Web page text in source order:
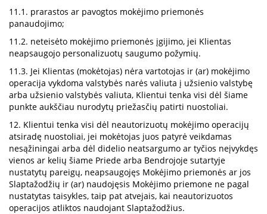
11.1. prarastos ar pavogtos mokėjimo priemonės
panaudojimo;
11.2. neteisėto mokėjimo priemonės įgijimo, jei Klientas
neapsaugojo personalizuotų saugumo požymių.
11.3. Jei Klientas (mokėtojas) nėra vartotojas ir (ar) mokėjimo
operacija vykdoma valstybės narės valiuta į užsienio valstybę
arba užsienio valstybės valiuta, Klientui tenka visi dėl šiame
punkte aukščiau nurodytų priežasčių patirti nuostoliai.
12. Klientui tenka visi dėl neautorizuotų mokėjimo operacijų
atsiradę nuostoliai, jei mokėtojas juos patyrė veikdamas
nesąžiningai arba dėl didelio neatsargumo ar tyčios neįvykdęs
vienos ar kelių šiame Priede arba Bendrojoje sutartyje
nustatytų pareigų, neapsaugojęs Mokėjimo priemonės ar jos
Slaptažodžių ir (ar) naudojęsis Mokėjimo priemone ne pagal
nustatytas taisykles, taip pat atvejais, kai neautorizuotos
operacijos atliktos naudojant Slaptažodžius.